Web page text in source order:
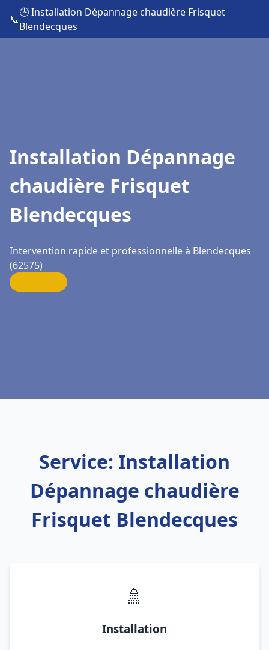
📞
🕒 Installation Dépannage chaudière Frisquet
Blendecques
Installation Dépannage
chaudière Frisquet
Blendecques
Intervention rapide et professionnelle à Blendecques
(62575)
Service: Installation
Dépannage chaudière
Frisquet Blendecques
🚿
Installation